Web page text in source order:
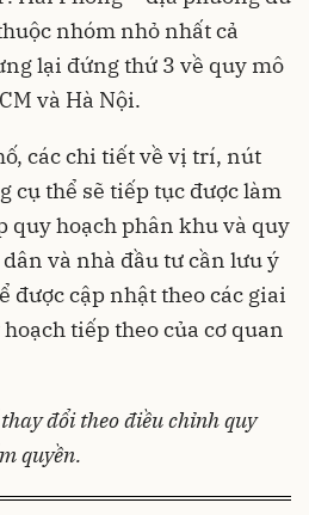
nhóm nhỏ nhất cả
lại đứng thứ 3 về quy mô
và Hà Nội.
các chi tiết về vị trí, nút
cụ thể sẽ tiếp tục được làm
quy hoạch phân khu và quy
và nhà đầu tư cần lưu ý
được cập nhật theo các giai
tiếp theo của cơ quan
đổi theo điều chỉnh quy
quyền.